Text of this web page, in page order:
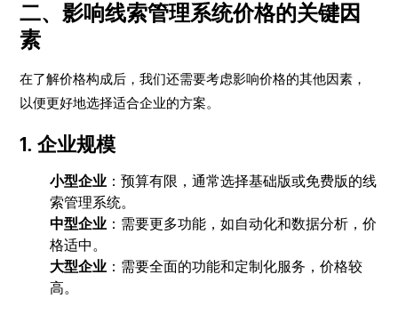
二、影响线索管理系统价格的关键因
素
在了解价格构成后，我们还需要考虑影响价格的其他因素，
以便更好地选择适合企业的方案。
1.企业规模
小型企业 ：预算有限，通常选择基础版或免费版的线
索管理系统。
中型企业 ：需要更多功能，如自动化和数据分析，价
格适中。
大型企业 ：需要全面的功能和定制化服务，价格较
高。